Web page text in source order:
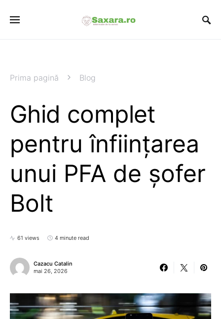
Prima pagină Blog
Ghid complet
pentru înființarea
unui PFA de șofer
Bolt
61 views 4 minute read
Cazacu Catalin
mai 26, 2026